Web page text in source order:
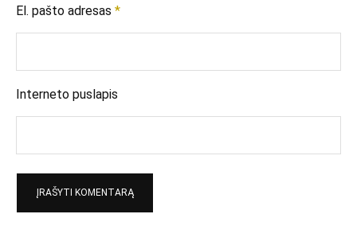
El. pašto adresas *
Interneto puslapis